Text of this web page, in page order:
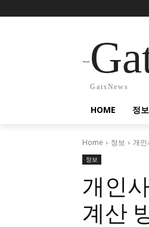
GatsNews
HOME 정보
Home 정보 개인
정보
개인
계산